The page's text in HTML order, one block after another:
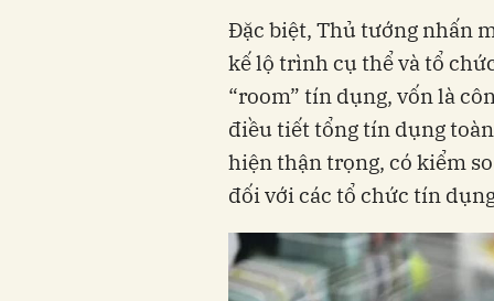
Đặc biệt, Thủ tướng nhấn
kế lộ trình cụ thể và tổ
“room” tín dụng, vốn là
điều tiết tổng tín dụng
hiện thận trọng, có kiểm
đối với các tổ chức tín